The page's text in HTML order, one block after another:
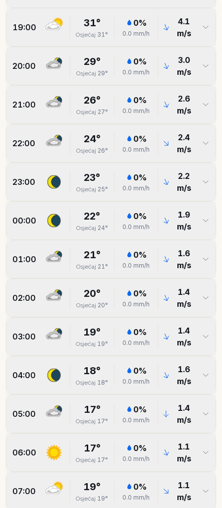
19:00 31°
Osjećaj 31°
0%
0.0 mm/h
4.1
m/s
20:00 29°
Osjećaj 29°
0%
0.0 mm/h
3.0
m/s
21:00 26°
Osjećaj 27°
0%
0.0 mm/h
2.6
m/s
22:00 24°
Osjećaj 26°
0%
0.0 mm/h
2.4
m/s
23:00 23°
Osjećaj 25°
0%
0.0 mm/h
2.2
m/s
00:00 22°
Osjećaj 24°
0%
0.0 mm/h
1.9
m/s
01:00 21°
Osjećaj 21°
0%
0.0 mm/h
1.6
m/s
02:00 20°
Osjećaj 20°
0%
0.0 mm/h
1.4
m/s
03:00 19°
Osjećaj 19°
0%
0.0 mm/h
1.4
m/s
04:00 18°
Osjećaj 18°
0%
0.0 mm/h
1.6
m/s
05:00 17°
Osjećaj 17°
0%
0.0 mm/h
1.4
m/s
06:00 17°
Osjećaj 17°
0%
0.0 mm/h
1.1
m/s
07:00 19°
Osjećaj 19°
0%
0.0 mm/h
1.1
m/s